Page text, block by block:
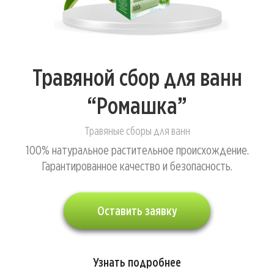
Травяной сбор для ванн
“Ромашка”
Травяные сборы для ванн
100% натуральное растительное происхождение.
Гарантированное качество и безопасность.
Оставить заявку
Узнать подробнее